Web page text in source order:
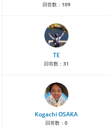
回答数： 109
TE
回答数： 31
Kogachi OSAKA
回答数： 0